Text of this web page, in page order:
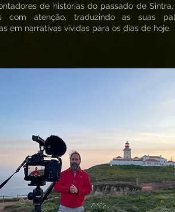
de histórias do passado de
com atenção, traduzindo as suas
em narrativas vívidas para os dias de hoje.